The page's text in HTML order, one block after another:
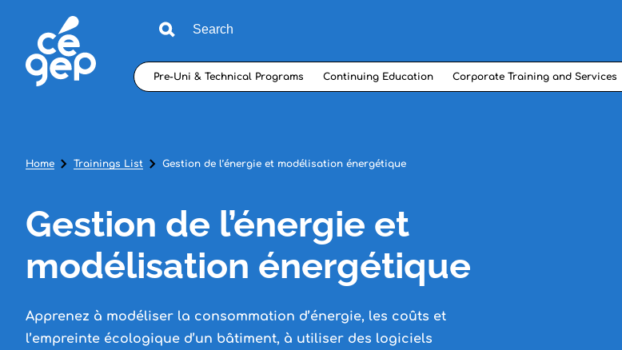
Pre-Uni & Technical Programs Continuing Education Corporate Training and Services
Home Trainings List Gestion de l’énergie et modélisation énergétique
Gestion de l’énergie et
modélisation énergétique
Apprenez à modéliser la consommation d’énergie, les coûts et
l’empreinte écologique d’un bâtiment, à utiliser des logiciels